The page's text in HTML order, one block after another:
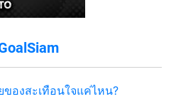
องสะเทือนใจแค่ไหน?